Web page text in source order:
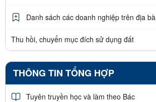
Danh sách các doanh nghiệp trên địa
Thu hồi, chuyển mục đích sử dụng đất
THÔNG TIN TỔNG HỢP
Tuyên truyền học và làm theo Bác